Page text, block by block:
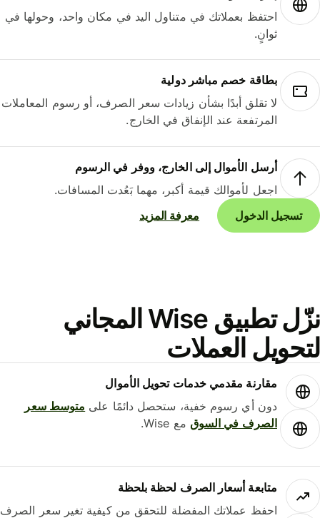
احتفظ بعملاتك في متناول اليد في مكان واحد، وحولها في
ثوانٍ.
بطاقة خصم مباشر دولية
لا تقلق أبدًا بشأن زيادات سعر الصرف، أو رسوم المعاملات
المرتفعة عند الإنفاق في الخارج.
أرسل الأموال إلى الخارج، ووفر في الرسوم
اجعل لأموالك قيمة أكبر، مهما بَعُدت المسافات.
تسجيل الدخول
معرفة المزيد
نزّل تطبيق Wise المجاني
العملات
مقارنة مقدمي خدمات تحويل الأموال
دون أي رسوم خفية، ستحصل دائمًا علىمتوسط ​​سعر
الصرف في السوقمع Wise.
متابعة أسعار الصرف لحظة بلحظة
احفظ عملاتك المفضلة للتحقق من كيفية تغير سعر الصرف